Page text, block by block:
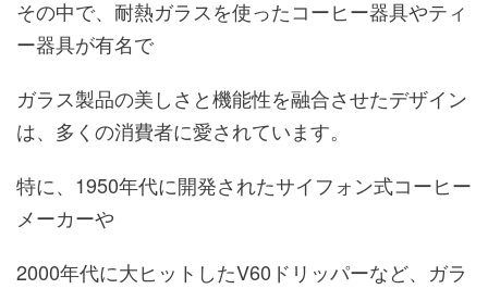
その中で、耐熱ガラスを使ったコーヒー器具やティ
ー器具が有名で
ガラス製品の美しさと機能性を融合させたデザイン
は、多くの消費者に愛されています。
特に、1950年代に開発されたサイフォン式コーヒー
メーカーや
2000年代に大ヒットしたV60ドリッパーなど、ガラ